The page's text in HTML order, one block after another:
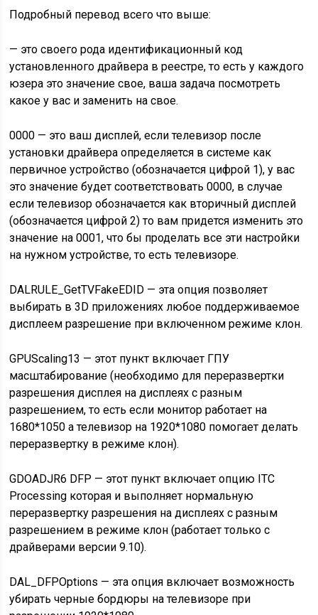
Подробный перевод всего что выше:
— это своего рода идентификационный код
установленного драйвера в реестре, то есть у каждого
юзера это значение свое, ваша задача посмотреть
какое у вас и заменить на свое.
0000 — это ваш дисплей, если телевизор после
установки драйвера определяется в системе как
первичное устройство (обозначается цифрой 1), у вас
это значение будет соответствовать 0000, в случае
если телевизор обозначается как вторичный дисплей
(обозначается цифрой 2) то вам придется изменить это
значение на 0001, что бы проделать все эти настройки
на нужном устройстве, то есть телевизоре.
DALRULE_GetTVFakeEDID — эта опция позволяет
выбирать в 3D приложениях любое поддерживаемое
дисплеем разрешение при включенном режиме клон.
GPUScaling13 — этот пункт включает ГПУ
масштабирование (необходимо для переразвертки
разрешения дисплея на дисплеях с разным
разрешением, то есть если монитор работает на
1680*1050 а телевизор на 1920*1080 помогает делать
переразвертку в режиме клон).
GDOADJR6 DFP — этот пункт включает опцию ITC
Processing которая и выполняет нормальную
переразвертку разрешения на дисплеях с разным
разрешением в режиме клон (работает только с
драйверами версии 9.10).
DAL_DFPOptions — эта опция включает возможность
убирать черные бордюры на телевизоре при